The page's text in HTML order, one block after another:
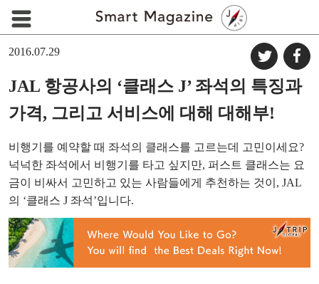
2016.07.29
JAL 항공사의 ‘클래스 J’ 좌석의 특징과
가격, 그리고 서비스에 대해 대해부!
비행기를 예약할 때 좌석의 클래스를 고르는데 고민이세요?
넉넉한 좌석에서 비행기를 타고 싶지만, 퍼스트 클래스는 요
금이 비싸서 고민하고 있는 사람들에게 추천하는 것이, JAL
의 ‘클래스 J 좌석’입니다.